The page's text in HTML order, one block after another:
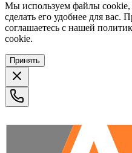
Мы используем файлы cookie,
сделать его удобнее для вас.
соглашаетесь с нашей
cookie.
Принять